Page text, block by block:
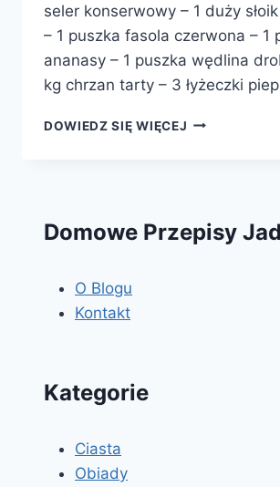
seler konserwowy – 1 duży
– 1 puszka fasola czerwona – 1
ananasy – 1 puszka wędlina
kg chrzan tarty – 3 łyżeczki
DOWIEDZ SIĘ WIĘCEJ SAŁATKA
Domowe Przepisy
O Blogu
Kontakt
Kategorie
Ciasta
Obiady